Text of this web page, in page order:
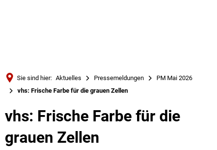
Русский
Sie sind hier: Aktuelles Pressemeldungen
PM Mai 2026
vhs: Frische Farbe für die grauen Zellen
vhs: Frische Farbe für die
grauen Zellen